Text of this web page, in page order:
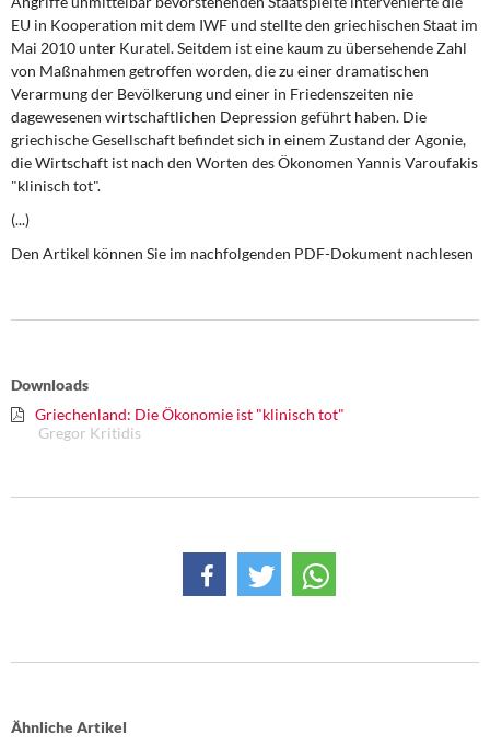
DIE LINKE
Weitere Themen
Memo-Gruppe
Institut Solidarische Moderne
Rosa-Luxemburg-Stiftung
EU in Kooperation mit dem IWF und stellte den griechischen Staat im
Mai 2010 unter Kuratel. Seitdem ist eine kaum zu übersehende Zahl
von Maßnahmen getroffen worden, die zu einer dramatischen
Verarmung der Bevölkerung und einer in Friedenszeiten nie
dagewesenen wirtschaftlichen Depression geführt haben. Die
griechische Gesellschaft befindet sich in einem Zustand der Agonie,
die Wirtschaft ist nach den Worten des Ökonomen Yannis Varoufakis
"klinisch tot".
(...)
Den Artikel können Sie im nachfolgenden PDF-Dokument nachlesen
Downloads
Griechenland: Die Ökonomie ist "klinisch tot"
Gregor Kritidis
Ähnliche Artikel